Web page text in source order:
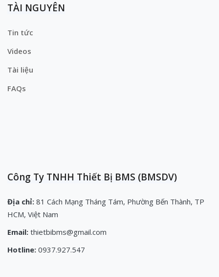
TÀI NGUYÊN
Tin tức
Videos
Tài liệu
FAQs
Công Ty TNHH Thiết Bị BMS (BMSDV)
Địa chỉ: 81 Cách Mạng Tháng Tám, Phường Bến Thành, TP
HCM, Việt Nam
Email: thietbibms@gmail.com
Hotline: 0937.927.547